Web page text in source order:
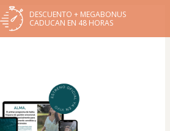
DESCUENTO + MEGABONUS
CADUCAN EN 48 HORAS